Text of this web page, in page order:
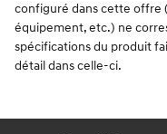
configuré dans cette offre
équipement, etc.) ne
spécifications du produit
détail dans celle-ci.